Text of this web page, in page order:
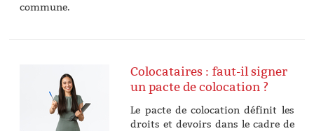
commune.
Colocataires : faut-il signer
un pacte de colocation ?
Le pacte de colocation définit les
droits et devoirs dans le cadre de